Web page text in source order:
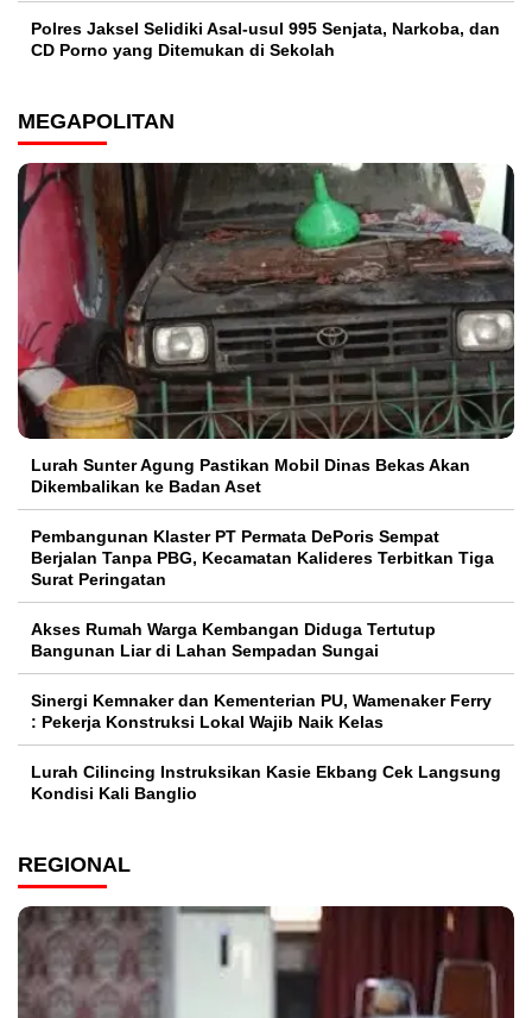
Polres Jaksel Selidiki Asal-usul 995 Senjata, Narkoba, dan
CD Porno yang Ditemukan di Sekolah
MEGAPOLITAN
Lurah Sunter Agung Pastikan Mobil Dinas Bekas Akan
Dikembalikan ke Badan Aset
Pembangunan Klaster PT Permata DePoris Sempat
Berjalan Tanpa PBG, Kecamatan Kalideres Terbitkan Tiga
Surat Peringatan
Akses Rumah Warga Kembangan Diduga Tertutup
Bangunan Liar di Lahan Sempadan Sungai
Sinergi Kemnaker dan Kementerian PU, Wamenaker Ferry
: Pekerja Konstruksi Lokal Wajib Naik Kelas
Lurah Cilincing Instruksikan Kasie Ekbang Cek Langsung
Kondisi Kali Banglio
REGIONAL